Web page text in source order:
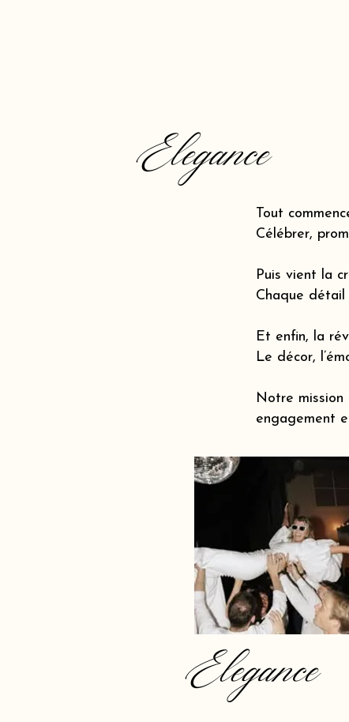
Elegance
Tout
Célébrer,
Puis vient la
Chaque détail
Et enfin, la
Le décor,
Notre
engagement
Elegance